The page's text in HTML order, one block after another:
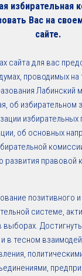
избирательная
Вас на
сайте.
сайта для вас
проводимых на
Лабинский
об избирательном
избирательных
об основных
правовой
позитивного
системе,
выборах.
в тесном